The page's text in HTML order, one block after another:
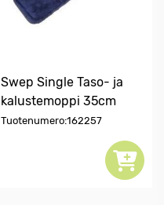
Swep Single Taso- ja
kalustemoppi 35cm
Tuotenumero:162257